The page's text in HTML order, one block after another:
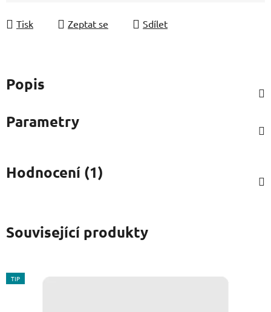
Tisk Zeptat se Sdílet
Popis
Parametry
Hodnocení (1)
Související produkty
TIP